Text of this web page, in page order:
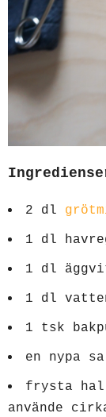
2 dl
1 dl
1 dl
1 dl
1 tsk
en nypa
frysta
använde